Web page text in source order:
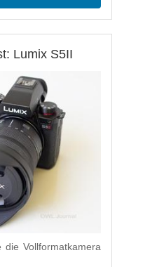
Lumix S5II
Vollformatkamera